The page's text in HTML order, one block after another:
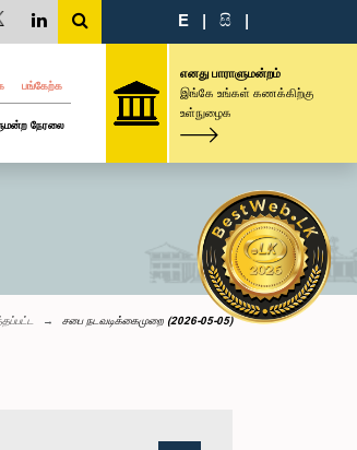
E | සි |
பங்கேற்க
நேரலை
எனது பாராளுமன்றம்
இங்கே உங்கள் கணக்கிற்கு
உள்நுழைக
சபை நடவடிக்கைமுறை (2026-05-05)